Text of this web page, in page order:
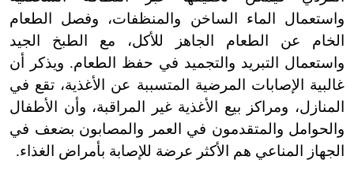
واستعمال الماء الساخن والمنظفات، وفصل الطعام
الخام عن الطعام الجاهز للأكل، مع الطبخ الجيد
واستعمال التبريد والتجميد في حفظ الطعام. ويذكر أن
غالبية الإصابات المرضية المتسببة عن الأغذية، تقع في
المنازل، ومراكز بيع الأغذية غير المراقبة، وأن الأطفال
والحوامل والمتقدمون في العمر والمصابون بضعف في
الجهاز المناعي هم الأكثر عرضة للإصابة بأمراض الغذاء.